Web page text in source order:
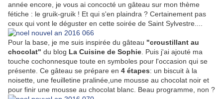
année encore, je vous ai concocté un gâteau sur mon thème
fétiche : le gruik-gruik ! Et qui s'en plaindra ? Certainement pas
ceux qui vont le déguster en cette soirée de Saint Sylvestre....
Pour la base, je me suis inspirée du gâteau "croustillant au
chocolat" du blog La Cuisine de Sophie . Puis j'ai ajouté ma
touche cochonnesque toute en symboles pour l'occasion qui se
présente. Ce gâteau se prépare en 4 étapes: un biscuit à la
noisette, une feuilletine pralinée,une mousse au chocolat noir et
pour finir une mousse au chocolat blanc. Beau programme, non ?